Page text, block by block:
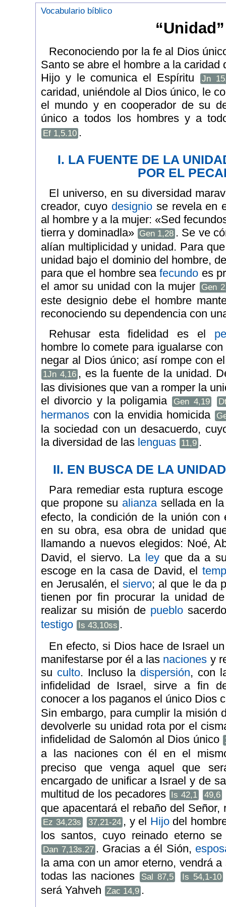
Vocabulario bíblico
“Unidad”
Reconociendo por la fe al Dios
Santo se abre el hombre a la caridad
Hijo y le comunica el Espíritu
Jn
caridad, uniéndole al Dios único, le
el mundo y en cooperador de su
único a todos los hombres y a
Ef 1,5.10 .
I. LA FUENTE DE LA
POR EL
El universo, en su diversidad
creador, cuyo designiose revela en
al hombre y a la mujer: «Sed
tierra y dominadla» Gen 1,28 . Se ve
alían multiplicidad y unidad. Para
unidad bajo el dominio del hombre,
para que el hombre seafecundo es
el amor su unidad con la mujer
Gen
este designio debe el hombre
reconociendo su dependencia con
Rehusar esta fidelidad es el
hombre lo comete para igualarse
negar al Dios único; así rompe con
1Jn 4,16 , es la fuente de la unidad.
las divisiones que van a romper la
el divorcio y la poligamia
Gen 4,19
hermanos con la envidia homicida
la sociedad con un desacuerdo,
la diversidad de las lenguas 11,9 .
II. EN BUSCA DE LA
Para remediar esta ruptura
que propone su alianza sellada en
efecto, la condición de la unión con
en su obra, esa obra de unidad
llamando a nuevos elegidos: Noé,
David, el siervo. La leyque da a
escoge en la casa de David, el
en Jerusalén, elsiervo; al que le da
tienen por fin procurar la unidad
realizar su misión de pueblo
testigo Is 43,10ss .
En efecto, si Dios hace de Israel
manifestarse por él a las naciones y
su culto. Incluso la dispersión, con
infidelidad de Israel, sirve a fin
conocer a los paganos el único Dios
Sin embargo, para cumplir la misión
devolverle su unidad rota por el
infidelidad de Salomón al Dios único
a las naciones con él en el
preciso que venga aquel que
encargado de unificar a Israel y de
multitud de los pecadores Is 42,1 49,6
que apacentará el rebaño del Señor,
Ez 34,23s 37,21-24 , y el Hijodel
los santos, cuyo reinado eterno
Dan 7,13s.27 . Gracias a él Sión,
la ama con un amor eterno, vendrá
todas las naciones
Sal 87,5 Is 54,1-10
será Yahveh Zac 14,9 .